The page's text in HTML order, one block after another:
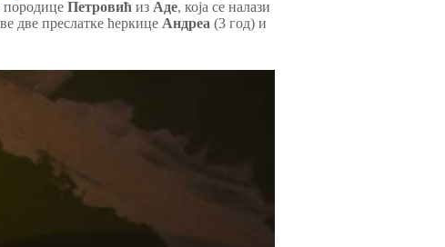
породице Петровић из Аде, која се налази
две преслатке ћеркице Андреа (3 год) и